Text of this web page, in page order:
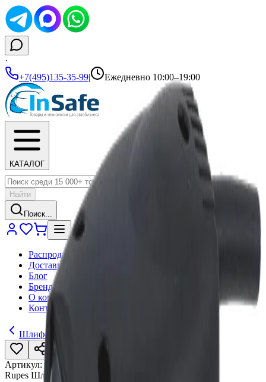
·
+7(495)135-35-99| Ежедневно 10:00–19:00
КАТАЛОГ
Найти
Поиск...
Распродажа
Доставка и оплата
Блог
Бренды
О компании
Контакты
Шлифовальные машинки
Артикул:016245
Rupes Шлифовальная машинка орбитальная LE21A